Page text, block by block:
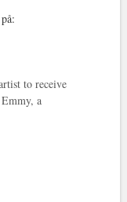
to receive
a